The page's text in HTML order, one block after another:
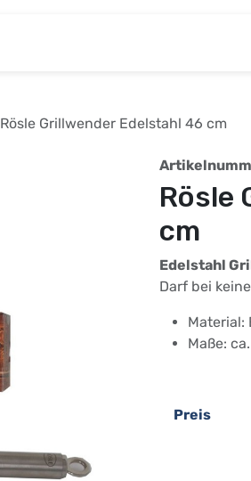
Rösle Grillwender Edelstahl 46 cm
Rösle
cm
Edelstahl
Darf bei
Material:
Maße:
Preis